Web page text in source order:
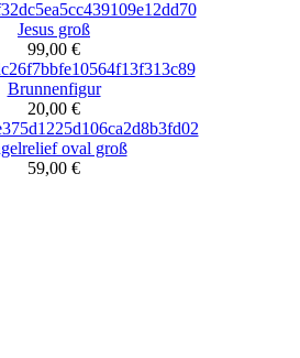
Jesus groß
99,00 €
Brunnenfigur
20,00 €
oval groß
59,00 €